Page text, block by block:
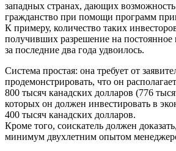
западных странах, дающих
гражданство при помощи программ
К примеру, количество таких
получивших разрешение на
за последние два года удвоилось.
Система простая: она требует от
продемонстрировать, что он
800 тысяч канадских долларов (776
которых он должен инвестировать в
400 тысяч канадских долларов.
Кроме того, соискатель должен
минимум двухлетним опытом